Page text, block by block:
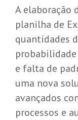
A elaboração
planilha de
quantidades
e falta de
uma nova
avançados
processos e